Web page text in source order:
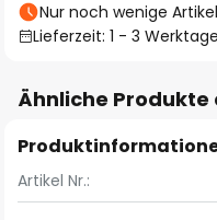
Nur noch wenige
Lieferzeit: 1 - 3 Werktage
Ähnliche
Artikel Nr.: